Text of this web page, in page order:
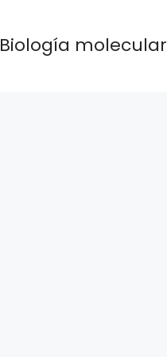
Biología molecular